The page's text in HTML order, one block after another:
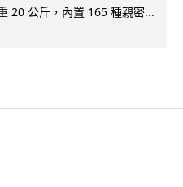
20 公斤，內置 165 種親密...